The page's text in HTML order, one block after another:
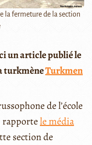
la fermeture de la section
un article publié le
turkmèneTurkmen
de l’école
rapportele média
section de